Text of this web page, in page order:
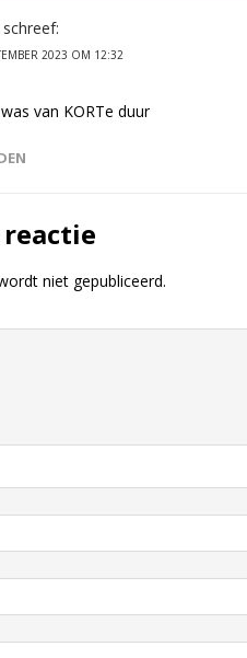
schreef:
2023 OM 12:32
van KORTe duur
reactie
niet gepubliceerd.